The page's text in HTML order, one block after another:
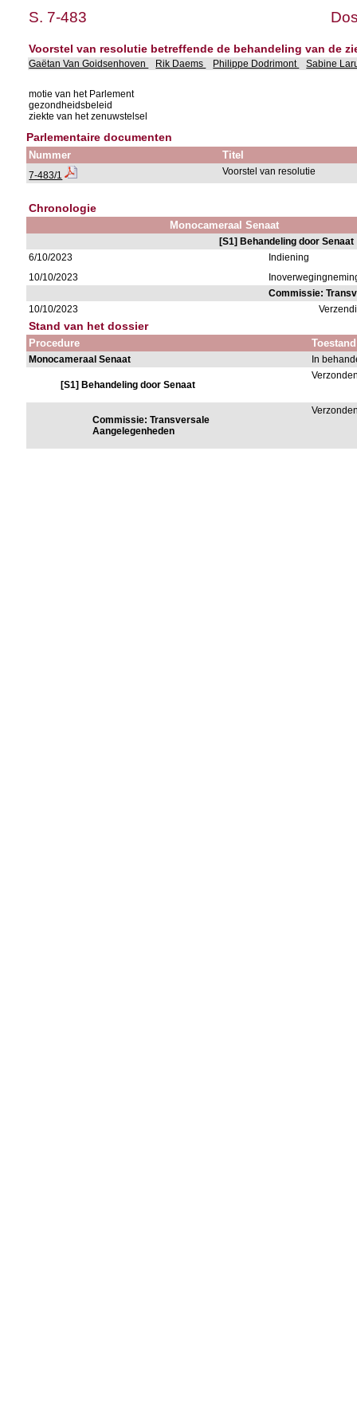
S. 7-483
Voorstel van resolutie betreffende de behandeling van de
Gaëtan Van Goidsenhoven Rik Daems Philippe Dodrimont Sabine
motie van het Parlement
gezondheidsbeleid
ziekte van het zenuwstelsel
Parlementaire documenten
Nummer Titel
7-483/1 Voorstel van resolutie
Chronologie
Monocameraal Senaat
[S1] Behandeling door Senaat
6/10/2023
Indiening
10/10/2023
Commissie:
10/10/2023
Stand van het dossier
Procedure Toestand
Monocameraal Senaat In
[S1] Behandeling door Senaat
Commissie: Transversale
Aangelegenheden